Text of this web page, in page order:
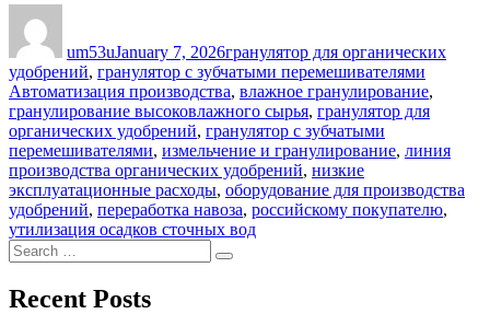
um53uJanuary 7, 2026гранулятор для органических
удобрений, гранулятор с зубчатыми перемешивателями
Автоматизация производства, влажное гранулирование,
гранулирование высоковлажного сырья, гранулятор для
органических удобрений, гранулятор с зубчатыми
перемешивателями, измельчение и гранулирование, линия
производства органических удобрений, низкие
эксплуатационные расходы, оборудование для производства
удобрений, переработка навоза, российскому покупателю,
утилизация осадков сточных вод
Search
for:
Search
Recent Posts